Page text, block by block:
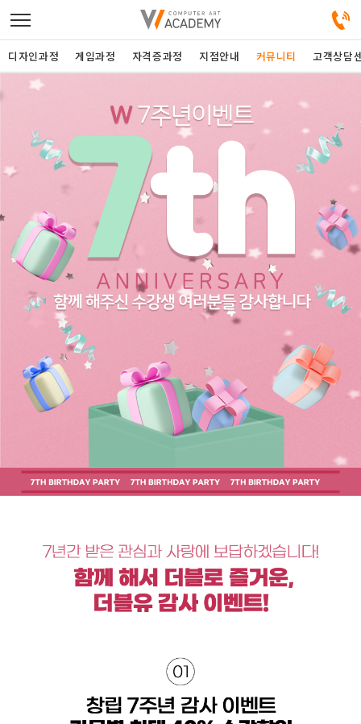
디자인단과과정
자격증과정
커뮤니티
취업패키지
취업지원센터
아카데미소개
디자인과정 게임과정 자격증과정 지점안내 커뮤니티 고객상담